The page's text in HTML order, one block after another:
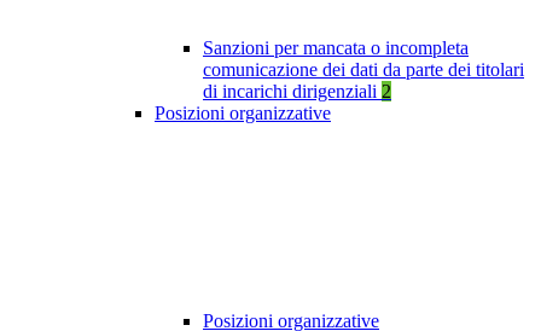
Sanzioni per mancata o incompleta
comunicazione dei dati da parte dei titolari
di incarichi dirigenziali 2
Posizioni organizzative
Posizioni organizzative